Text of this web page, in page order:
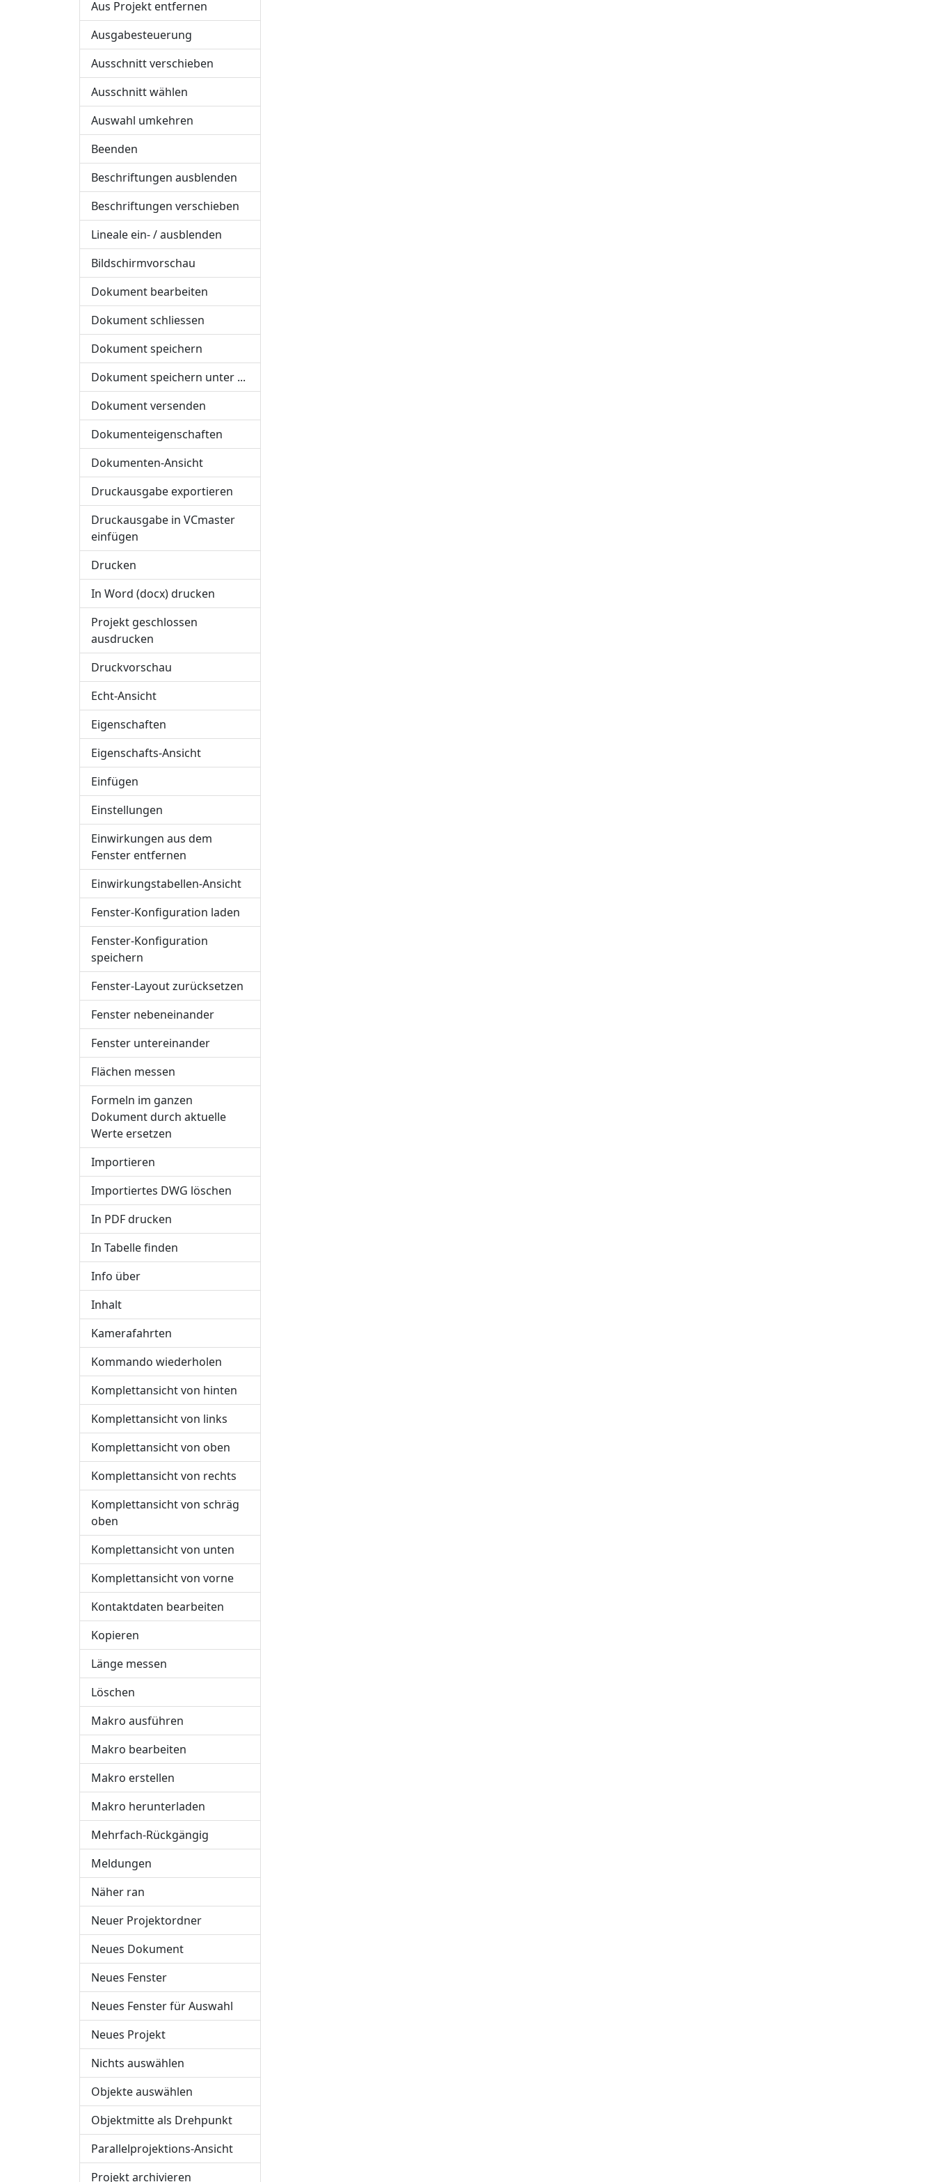
Aus Projekt entfernen
Ausgabesteuerung
Ausschnitt verschieben
Ausschnitt wählen
Auswahl umkehren
Beenden
Beschriftungen ausblenden
Beschriftungen verschieben
Lineale ein- / ausblenden
Bildschirmvorschau
Dokument bearbeiten
Dokument schliessen
Dokument speichern
Dokument speichern unter ...
Dokument versenden
Dokumenteigenschaften
Dokumenten-Ansicht
Druckausgabe exportieren
Druckausgabe in VCmaster
einfügen
Drucken
In Word (docx) drucken
Projekt geschlossen
ausdrucken
Druckvorschau
Echt-Ansicht
Eigenschaften
Eigenschafts-Ansicht
Einfügen
Einstellungen
Einwirkungen aus dem
Fenster entfernen
Einwirkungstabellen-Ansicht
Fenster-Konfiguration laden
Fenster-Konfiguration
speichern
Fenster-Layout zurücksetzen
Fenster nebeneinander
Fenster untereinander
Flächen messen
Formeln im ganzen
Dokument durch aktuelle
Werte ersetzen
Importieren
Importiertes DWG löschen
In PDF drucken
In Tabelle finden
Info über
Inhalt
Kamerafahrten
Kommando wiederholen
Komplettansicht von hinten
Komplettansicht von links
Komplettansicht von oben
Komplettansicht von rechts
Komplettansicht von schräg
oben
Komplettansicht von unten
Komplettansicht von vorne
Kontaktdaten bearbeiten
Kopieren
Länge messen
Löschen
Makro ausführen
Makro bearbeiten
Makro erstellen
Makro herunterladen
Mehrfach-Rückgängig
Meldungen
Näher ran
Neuer Projektordner
Neues Dokument
Neues Fenster
Neues Fenster für Auswahl
Neues Projekt
Nichts auswählen
Objekte auswählen
Objektmitte als Drehpunkt
Parallelprojektions-Ansicht
Projekt archivieren